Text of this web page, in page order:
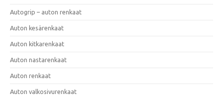
Autogrip – auton renkaat
Auton kesärenkaat
Auton kitkarenkaat
Auton nastarenkaat
Auton renkaat
Auton valkosivurenkaat